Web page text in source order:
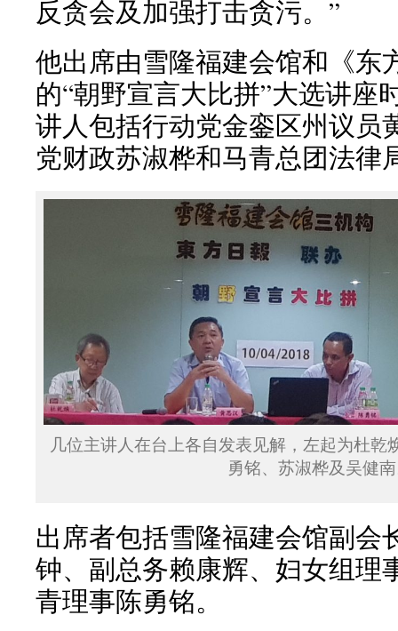
反贪会及加强打击贪污。”
他出席由雪隆福建会馆和《东
的“朝野宣言大比拼”大选讲座
讲人包括行动党金銮区州议员
党财政苏淑桦和马青总团法律
几位主讲人在台上各自发表见解，左起为杜乾
勇铭、苏淑桦及吴健
出席者包括雪隆福建会馆副会
钟、副总务赖康辉、妇女组理
青理事陈勇铭。